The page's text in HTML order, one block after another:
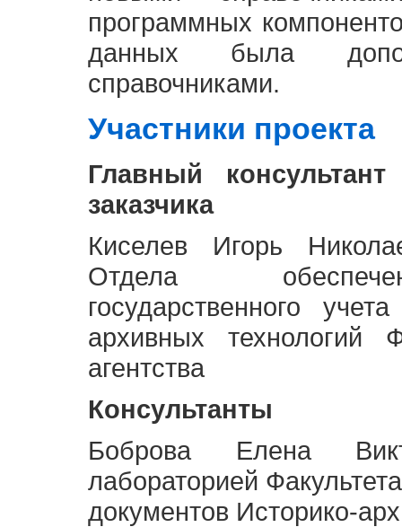
программных
данных была
справочниками.
Участники проекта
Главный
заказчика
Киселев Игорь
Отдела
государственного
архивных технологий
агентства
Консультанты
Боброва Елена
лабораторией
документов Историко-